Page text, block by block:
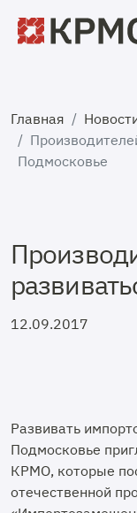
Главная
Подмосковье
12.09.2017
Развивать
Подмосковье
КРМО, которые
отечественной